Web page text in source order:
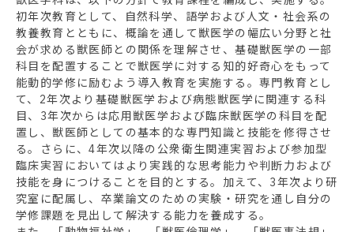
初年次教育として、自然科学、語学および人文・社会系の
教養教育とともに、概論を通して獣医学の幅広い分野と社
会が求める獣医師との関係を理解させ、基礎獣医学の一部
科目を配置することで獣医学に対する知的好奇心をもって
能動的学修に励むよう導入教育を実施する。専門教育とし
て、2年次より基礎獣医学および病態獣医学に関連する科
目、3年次からは応用獣医学および臨床獣医学の科目を配
置し、獣医師としての基本的な専門知識と技能を修得させ
る。さらに、4年次以降の公衆衛生関連実習および参加型
臨床実習においてはより実践的な思考能力や判断力および
技能を身につけることを目的とする。加えて、3年次より研
究室に配属し、卒業論文のための実験・研究を通し自分の
学修課題を見出して解決する能力を養成する。